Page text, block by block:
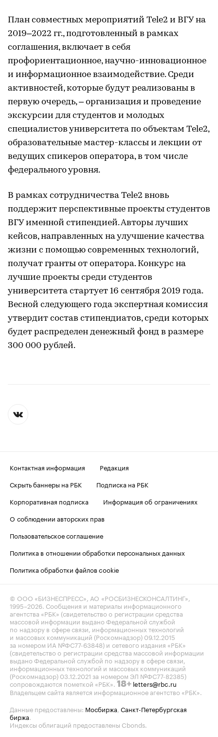
План совместных мероприятий Tele2 и ВГУ на
2019–2022 гг., подготовленный в рамках
соглашения, включает в себя
профориентационное, научно-инновационное
и информационное взаимодействие. Среди
активностей, которые будут реализованы в
первую очередь, – организация и проведение
экскурсии для студентов и молодых
специалистов университета по объектам Tele2,
образовательные мастер-классы и лекции от
ведущих спикеров оператора, в том числе
федерального уровня.
В рамках сотрудничества Tele2 вновь
поддержит перспективные проекты студентов
ВГУ именной стипендией. Авторы лучших
кейсов, направленных на улучшение качества
жизни с помощью современных технологий,
получат гранты от оператора. Конкурс на
лучшие проекты среди студентов
университета стартует 16 сентября 2019 года.
Весной следующего года экспертная комиссия
утвердит состав стипендиатов, среди которых
будет распределен денежный фонд в размере
300 000 рублей.
Контактная информация
Редакция
Скрыть баннеры на РБК
Подписка на РБК
Корпоративная подписка
Информация об ограничениях
О соблюдении авторских прав
Пользовательское соглашение
Политика в отношении обработки персональных данных
Политика обработки файлов cookie
© ООО «БИЗНЕСПРЕСС», АО «РОСБИЗНЕСКОНСАЛТИНГ»,
1995–2026 . Сообщения и материалы информационного
агентства «РБК» (свидетельство о регистрации средства
массовой информации выдано Федеральной службой
по надзору в сфере связи, информационных технологий
и массовых коммуникаций (Роскомнадзор) 09.12.2015
за номером ИА №ФС77-63848) и сетевого издания «РБК»
(свидетельство о регистрации средства массовой информации
выдано Федеральной службой по надзору в сфере связи,
информационных технологий и массовых коммуникаций
(Роскомнадзор) 03.12.2021 за номером ЭЛ №ФС77-82385)
сопровождаются пометкой «РБК». 18+ letters@rbc.ru
Владельцем сайта является информационное агентство «РБК».
Данные предоставлены: Мосбиржа Санкт-Петербургская
биржа
Индексы облигаций предоставлены Cbonds.